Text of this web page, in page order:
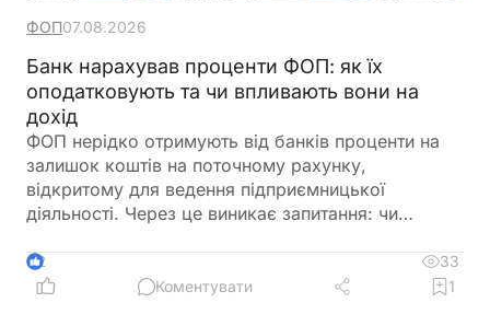
ФОП07.08.2026
Банк нарахував проценти ФОП: як їх
оподатковують та чи впливають вони на
дохід
ФОП нерідко отримують від банків проценти на
залишок коштів на поточному рахунку,
відкритому для ведення підприємницької
діяльності. Через це виникає запитання: чи
підприємницького доходу та сплачувати з них
податки як із доходу ФОП. Податкове
2
33
Коментувати
1